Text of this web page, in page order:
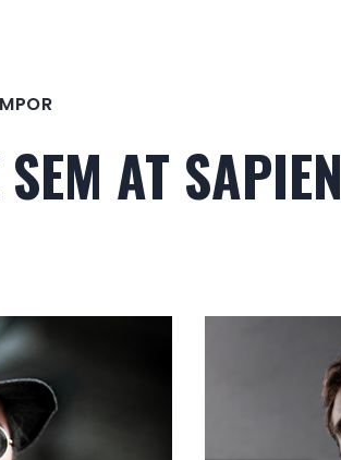
AT SAPIEN